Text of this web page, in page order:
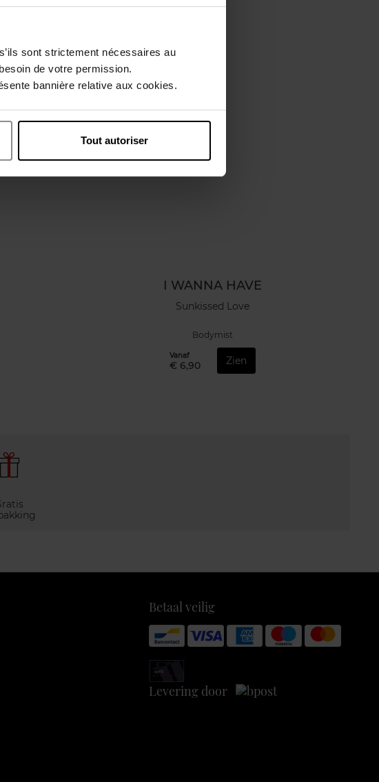
sont strictement nécessaires au
de votre permission.
bannière relative aux cookies.
Tout autoriser
I WANNA HAVE
Sunkissed Love
Bodymist
Vanaf
€ 6,90 Zien
Betaal veilig
Levering door